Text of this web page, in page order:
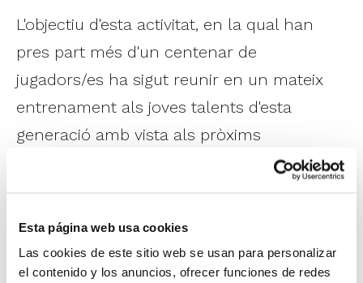
Esta página web usa cookies
Las cookies de este sitio web se usan para personalizar
el contenido y los anuncios, ofrecer funciones de redes
L'objectiu d'esta activitat, en la qual han
pres part més d'un centenar de
jugadors/es ha sigut reunir en un mateix
entrenament als joves talents d'esta
generació amb vista als pròxims
compromisos esportius que tindran les